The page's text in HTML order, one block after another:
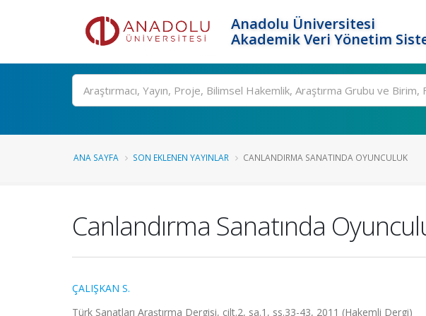
Anadolu Üniversitesi
Akademik Veri Yönetim
Ara
ANA SAYFA SON EKLENEN YAYINLAR CANLANDIRMA SANATINDA OYUNCULUK
Canlandırma Sanatında
ÇALIŞKAN S.
Türk Sanatları Araştırma Dergisi, cilt.2, sa.1, ss.33-43, 2011 (Hakemli Dergi)